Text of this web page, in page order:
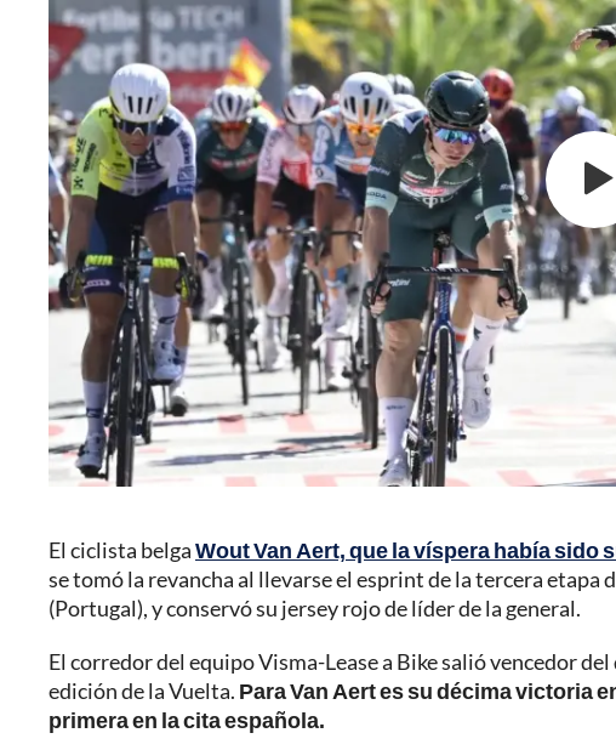
El ciclista belgaWout Van Aert, que la víspera había
se tomó la revancha al llevarse el esprint de la tercera etapa
(Portugal), y conservó su jersey rojo de líder de la general.
El corredor del equipo Visma-Lease a Bike salió vencedor
edición de la Vuelta. Para Van Aert es su décima victoria
primera en la cita española.